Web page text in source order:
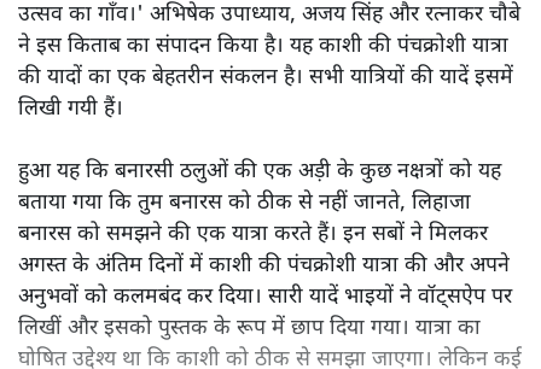
उत्सव का गाँव।' अभिषेक उपाध्याय, अजय सिंह और रत्नाकर चौबे
ने इस किताब का संपादन किया है। यह काशी की पंचक्रोशी यात्रा
की यादों का एक बेहतरीन संकलन है। सभी यात्रियों की यादें इसमें
लिखी गयी हैं।
हुआ यह कि बनारसी ठलुओं की एक अड़ी के कुछ नक्षत्रों को यह
बताया गया कि तुम बनारस को ठीक से नहीं जानते, लिहाजा
बनारस को समझने की एक यात्रा करते हैं। इन सबों ने मिलकर
अगस्त के अंतिम दिनों में काशी की पंचक्रोशी यात्रा की और अपने
अनुभवों को कलमबंद कर दिया। सारी यादें भाइयों ने वॉट्सऐप पर
लिखीं और इसको पुस्तक के रूप में छाप दिया गया। यात्रा का
घोषित उद्देश्य था कि काशी को ठीक से समझा जाएगा। लेकिन कई